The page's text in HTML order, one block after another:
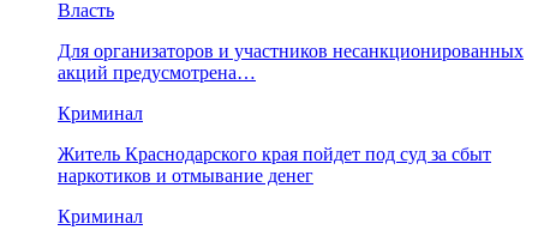
Власть
Для организаторов и участников несанкционированных
акций предусмотрена…
Криминал
Житель Краснодарского края пойдет под суд за сбыт
наркотиков и отмывание денег
Криминал